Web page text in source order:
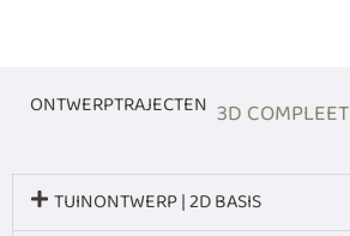
ONTWERPTRAJECTEN 3D COMPLEET
TUINONTWERP | 2D BASIS